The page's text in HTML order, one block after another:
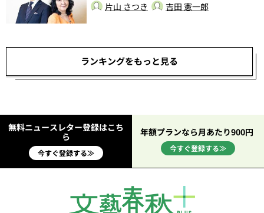
片山 さつき
吉田 憲一郎
ランキングをもっと見る
無料ニュースレター登録はこち
ら
今すぐ登録する≫
年額プランなら月あたり900円
今すぐ登録する≫